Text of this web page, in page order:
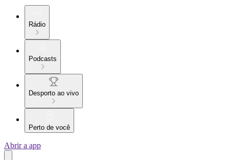
Rádio
Podcasts
Desporto ao vivo
Perto de você
Abrir a app